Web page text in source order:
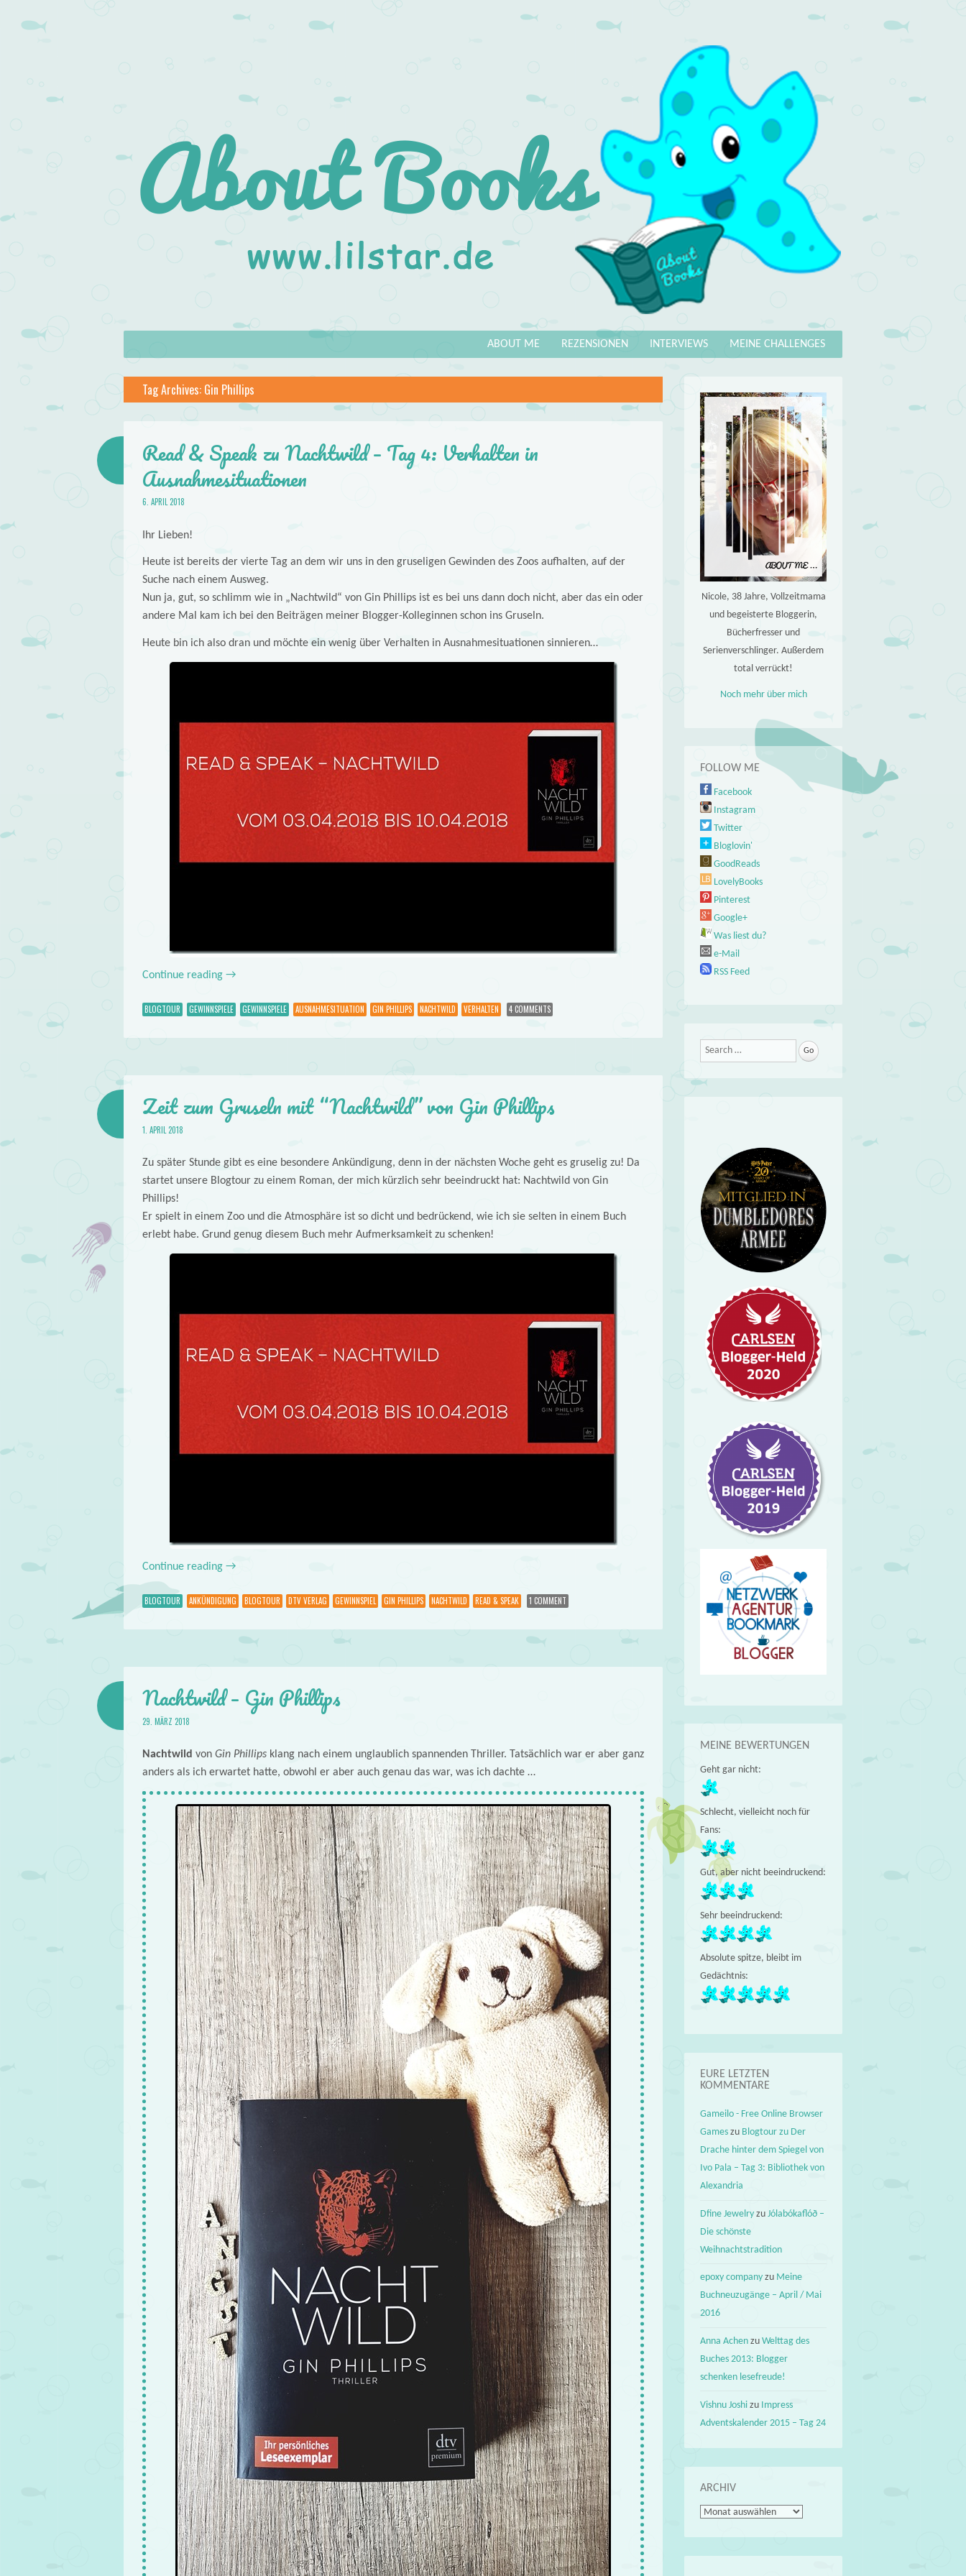
About
Books
Menu MEINE CHALLENGES
INTERVIEWS
REZENSIONEN
ABOUT ME
Tag Archives: Gin Phillips
Read & Speak zu Nachtwild – Tag 4: Verhalten in
Ausnahmesituationen
6. APRIL 2018
Ihr Lieben!
Heute ist bereits der vierte Tag an dem wir uns in den gruseligen Gewinden des Zoos aufhalten, auf der
Suche nach einem Ausweg.
Nun ja, gut, so schlimm wie in „Nachtwild“ von Gin Phillips ist es bei uns dann doch nicht, aber das ein oder
andere Mal kam ich bei den Beiträgen meiner Blogger-Kolleginnen schon ins Gruseln.
Heute bin ich also dran und möchte ein wenig über Verhalten in Ausnahmesituationen sinnieren…
Continue reading →
BLOGTOUR GEWINNSPIELE GEWINNSPIELE AUSNAHMESITUATION GIN PHILLIPS NACHTWILD VERHALTEN 4 COMMENTS
Zeit zum Gruseln mit “Nachtwild” von Gin Phillips
1. APRIL 2018
Zu später Stunde gibt es eine besondere Ankündigung, denn in der nächsten Woche geht es gruselig zu! Da
startet unsere Blogtour zu einem Roman, der mich kürzlich sehr beeindruckt hat: Nachtwild von Gin
Phillips!
Er spielt in einem Zoo und die Atmosphäre ist so dicht und bedrückend, wie ich sie selten in einem Buch
erlebt habe. Grund genug diesem Buch mehr Aufmerksamkeit zu schenken!
Continue reading →
BLOGTOUR ANKÜNDIGUNG BLOGTOUR DTV VERLAG GEWINNSPIEL GIN PHILLIPS NACHTWILD READ & SPEAK 1 COMMENT
Nachtwild – Gin Phillips
29. MÄRZ 2018
Nachtwild von Gin Phillipsklang nach einem unglaublich spannenden Thriller. Tatsächlich war er aber ganz
anders als ich erwartet hatte, obwohl er aber auch genau das war, was ich dachte …
Nicole, 38 Jahre, Vollzeitmama
und begeisterte Bloggerin,
Bücherfresser und
Serienverschlinger. Außerdem
total verrückt!
Noch mehr über mich
FOLLOW ME
Facebook
Instagram
Twitter
Bloglovin'
GoodReads
LovelyBooks
Pinterest
Google+
Was liest du?
e-Mail
RSS Feed
Search
MEINE BEWERTUNGEN
Geht gar nicht:
Schlecht, vielleicht noch für
Fans:
Gut, aber nicht beeindruckend:
Sehr beeindruckend:
Absolute spitze, bleibt im
Gedächtnis:
EURE LETZTEN
KOMMENTARE
Gameilo - Free Online Browser
Games zu Blogtour zu Der
Drache hinter dem Spiegel von
Ivo Pala – Tag 3: Bibliothek von
Alexandria
Dfine Jewelry zuJólabókaflóð –
Die schönste
Weihnachtstradition
epoxy company zu Meine
Buchneuzugänge – April / Mai
2016
Anna Achen zuWelttag des
Buches 2013: Blogger
schenken lesefreude!
Vishnu Joshi zu Impress
Adventskalender 2015 – Tag 24
ARCHIV
Archiv